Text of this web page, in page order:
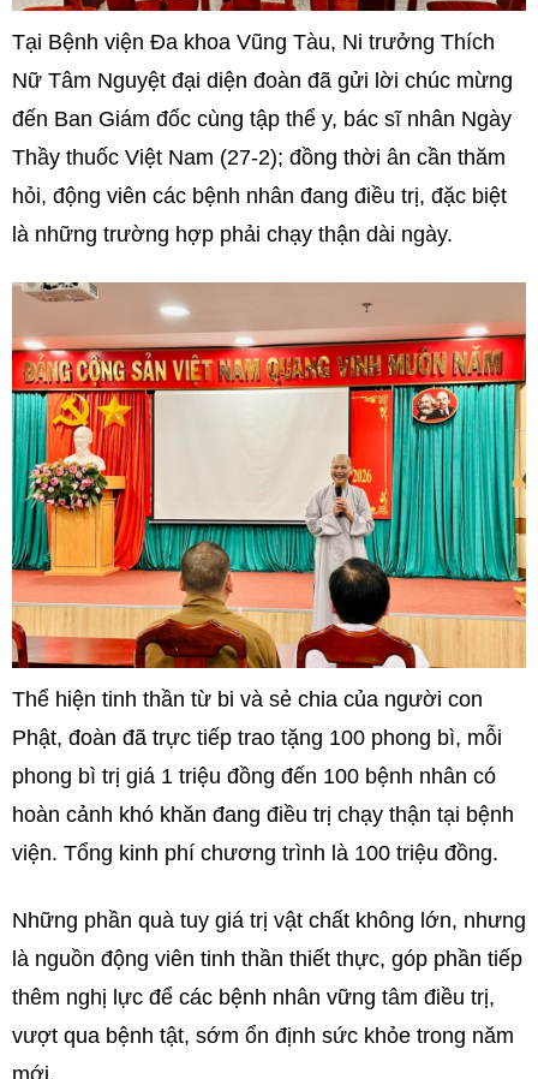
Tại Bệnh viện Đa khoa Vũng Tàu, Ni trưởng Thích
Nữ Tâm Nguyệt đại diện đoàn đã gửi lời chúc mừng
đến Ban Giám đốc cùng tập thể y, bác sĩ nhân Ngày
Thầy thuốc Việt Nam (27-2); đồng thời ân cần thăm
hỏi, động viên các bệnh nhân đang điều trị, đặc biệt
là những trường hợp phải chạy thận dài ngày.
Thể hiện tinh thần từ bi và sẻ chia của người con
Phật, đoàn đã trực tiếp trao tặng 100 phong bì, mỗi
phong bì trị giá 1 triệu đồng đến 100 bệnh nhân có
hoàn cảnh khó khăn đang điều trị chạy thận tại bệnh
viện. Tổng kinh phí chương trình là 100 triệu đồng.
Những phần quà tuy giá trị vật chất không lớn, nhưng
là nguồn động viên tinh thần thiết thực, góp phần tiếp
thêm nghị lực để các bệnh nhân vững tâm điều trị,
vượt qua bệnh tật, sớm ổn định sức khỏe trong năm
mới.